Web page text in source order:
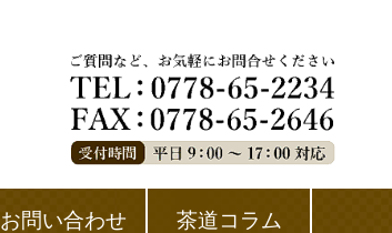
お問い合わせ 茶道コラム